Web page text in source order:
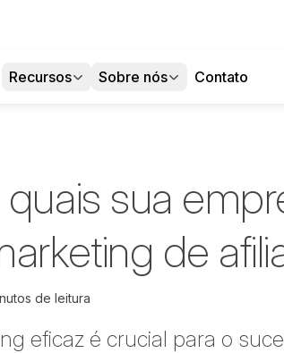
Recursos Sobre nós Contato
sua
de
de leitura
eficaz é crucial para o